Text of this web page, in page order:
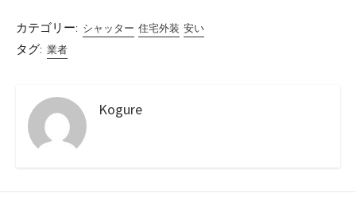
カテゴリー: シャッター 住宅外装 安い
タグ: 業者
Kogure